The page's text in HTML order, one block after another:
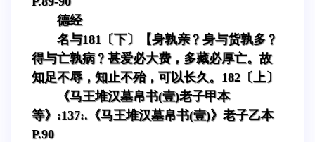
德经
名与181〔下〕【身孰亲﹖身与货孰多﹖
得与亡孰病﹖甚爱必大费，多藏必厚亡。故
知足不辱，知止不殆，可以长久。182〔上〕
《马王堆汉墓帛书(壹)老子甲本
等》:137:.《马王堆汉墓帛书(壹)》老子乙本
P.90